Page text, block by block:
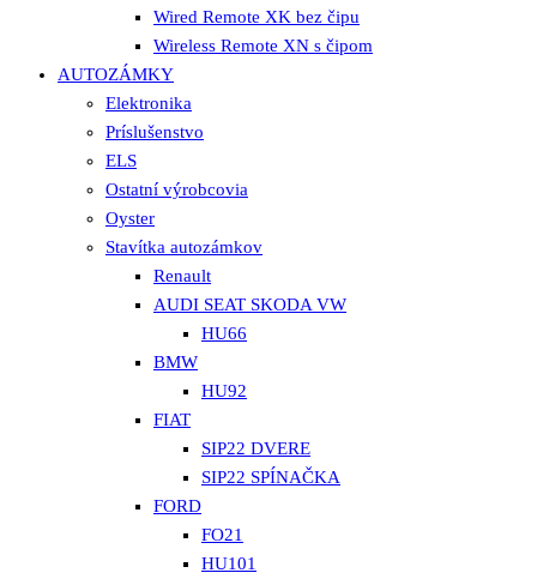
Wired Remote XK bez čipu
Wireless Remote XN s čipom
AUTOZÁMKY
Elektronika
Príslušenstvo
ELS
Ostatní výrobcovia
Oyster
Stavítka autozámkov
Renault
AUDI SEAT SKODA VW
HU66
BMW
HU92
FIAT
SIP22 DVERE
SIP22 SPÍNAČKA
FORD
FO21
HU101